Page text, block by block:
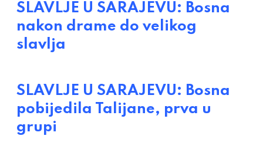
SLAVLJE U SARAJEVU: Bosna
nakon drame do velikog
slavlja
SLAVLJE U SARAJEVU: Bosna
pobijedila Talijane, prva u
grupi